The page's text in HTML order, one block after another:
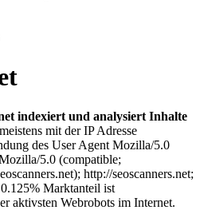
indexiert und analysiert Inhalte
mit der IP Adresse
des User Agent Mozilla/5.0
5.0 (compatible;
http://seoscanners.net;
Marktanteil ist
aktivsten Webrobots im Internet.